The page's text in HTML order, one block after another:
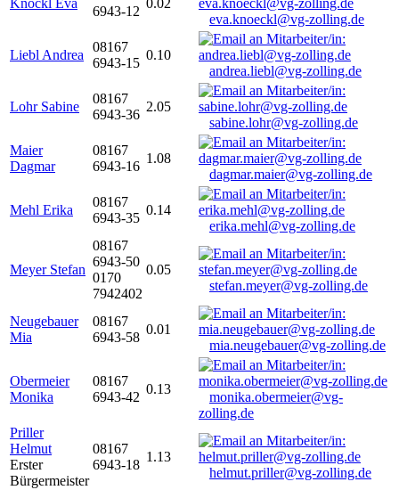
Knöckl Eva
6943-12
0.02
eva.knoeckl@vg-zolling.de
Liebl Andrea
08167
6943-15
0.10
andrea.liebl@vg-zolling.de
Lohr Sabine
08167
6943-36
2.05
sabine.lohr@vg-zolling.de
Maier
Dagmar
08167
6943-16
1.08
dagmar.maier@vg-zolling.de
Mehl Erika
08167
6943-35
0.14
erika.mehl@vg-zolling.de
Meyer Stefan
08167
6943-50
0170
7942402
0.05
stefan.meyer@vg-zolling.de
Neugebauer
Mia
08167
6943-58
0.01
mia.neugebauer@vg-zolling.de
Obermeier
Monika
08167
6943-42
0.13
monika.obermeier@vg-
zolling.de
Priller
Helmut
Erster
Bürgermeister
08167
6943-18
1.13
helmut.priller@vg-zolling.de